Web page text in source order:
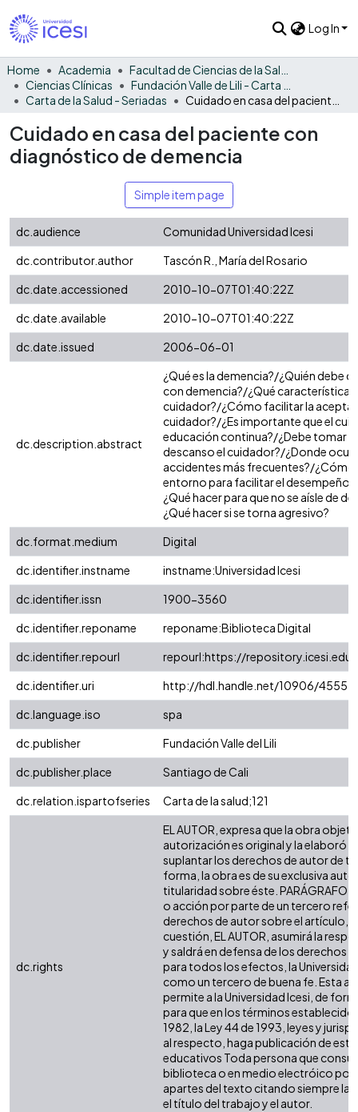
Log In
Home Academia
Ciencias Clínicas
Carta de la Salud - Seriadas
Cuidado en casa del paciente con
diagnóstico de demencia
Simple item page
dc.audience
Comunidad Universidad Icesi
dc.contributor.author
Tascón R., María del Rosario
dc.date.accessioned
2010-10-07T01:40:22Z
dc.date.available
2010-10-07T01:40:22Z
dc.date.issued
2006-06-01
dc.description.abstract
¿Qué es la demencia?/¿Quién debe
con demencia?/¿Qué características
cuidador?/¿Cómo facilitar la
cuidador?/¿Es importante que el
educación continua?/¿Debe tomar
descanso el cuidador?/¿Donde
accidentes más frecuentes?/
entorno para facilitar el desempeño
¿Qué hacer para que no se aísle de
¿Qué hacer si se torna agresivo?
dc.format.medium
Digital
dc.identifier.instname
instname:Universidad Icesi
dc.identifier.issn
1900-3560
dc.identifier.reponame
reponame:Biblioteca Digital
dc.identifier.repourl
repourl:https://
dc.identifier.uri
http://hdl.handle.net/10906/4555
dc.language.iso
spa
dc.publisher
Fundación Valle del Lili
dc.publisher.place
Santiago de Cali
dc.relation.ispartofseries
Carta de la salud;121
dc.rights
EL AUTOR, expresa que la obra
autorización es original y la elaboró
suplantar los derechos de autor de
forma, la obra es de su exclusiva
titularidad sobre éste. PARÁGRAFO:
o acción por parte de un tercero
derechos de autor sobre el artículo,
cuestión, EL AUTOR, asumirá la
y saldrá en defensa de los derechos
para todos los efectos, la
como un tercero de buena fe. Esta
permite a la Universidad Icesi, de
para que en los términos
1982, la Ley 44 de 1993, leyes y
al respecto, haga publicación de
educativos Toda persona que
biblioteca o en medio electróico
apartes del texto citando siempre la
el título del trabajo y el autor.